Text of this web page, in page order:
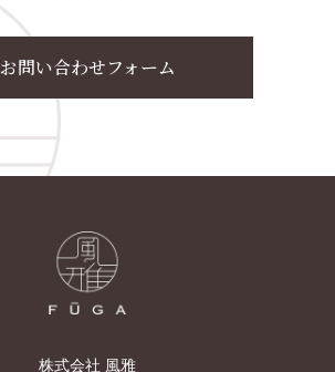
お問い合わせフォーム
株式会社 風雅